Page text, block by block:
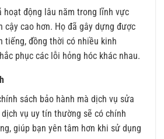
hoạt động lâu năm trong lĩnh vực
cậy cao hơn. Họ đã gây dựng được
tiếng, đồng thời có nhiều kinh
phục các lỗi hỏng hóc khác nhau.
sách bảo hành mà dịch vụ sửa
vụ uy tín thường sẽ có chính
giúp bạn yên tâm hơn khi sử dụng